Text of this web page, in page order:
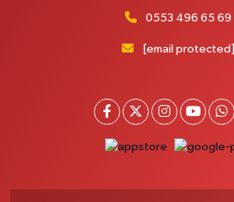
0553 496 65 69
[email protected]